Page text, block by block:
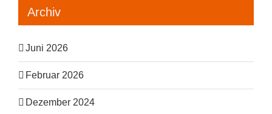
Archiv
Juni 2026
Februar 2026
Dezember 2024